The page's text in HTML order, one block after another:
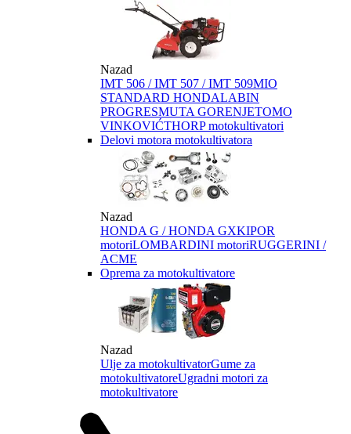
Nazad
IMT 506 / IMT 507 / IMT 509MIO
STANDARD HONDALABIN
PROGRESMUTA GORENJETOMO
VINKOVIĆTHORP motokultivatori
Delovi motora motokultivatora
Nazad
HONDA G / HONDA GXKIPOR
motoriLOMBARDINI motoriRUGGERINI /
ACME
Oprema za motokultivatore
Nazad
Ulje za motokultivatorGume za
motokultivatoreUgradni motori za
motokultivatore